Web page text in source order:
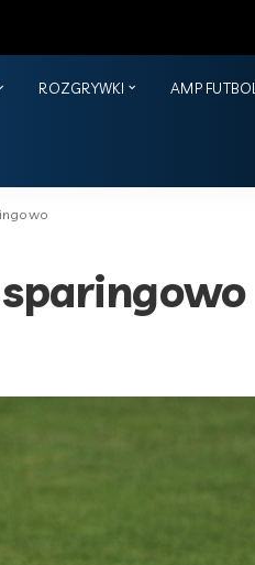
ROZGRYWKI AMP FUTBOL
sparingowo